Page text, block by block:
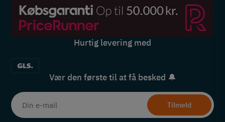
Hurtig levering med
Vær den første til at få besked 🔔
Tilmeld